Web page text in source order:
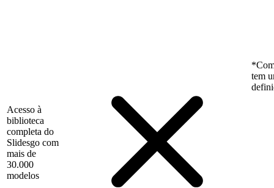
tem
Acesso à
biblioteca
completa do
Slidesgo com
mais de
30.000
modelos